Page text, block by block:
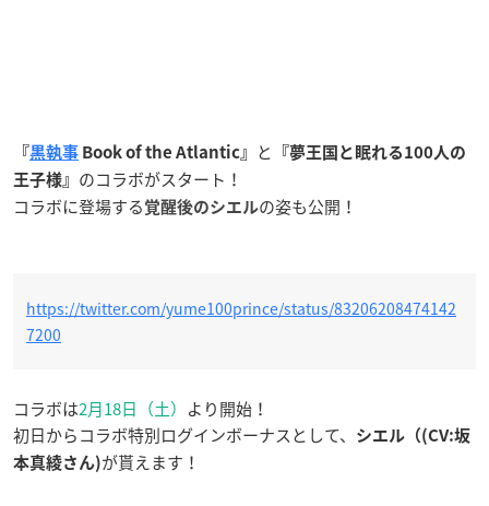
『黒執事 Book of the Atlantic』 と
『夢王国と眠れる100人の
王子様』 のコラボがスタート！
コラボに登場する 覚醒後のシエルの姿も公開！
https://twitter.com/yume100prince/status/83206208474142
7200
コラボは2月18日（土） より開始！
初日からコラボ特別ログインボーナスとして、
シエル（(CV:坂
本真綾さん)が貰えます！